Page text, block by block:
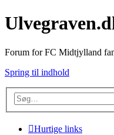
Forum for FC Midtjylland
Spring til indhold
Hurtige links